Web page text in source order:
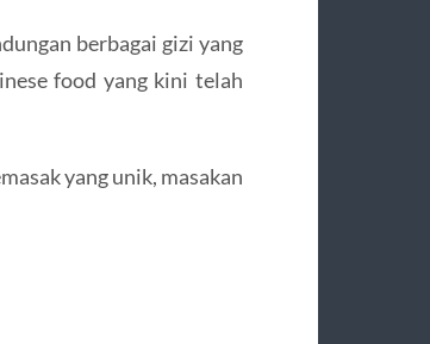
berbagai gizi yang
food yang kini telah
yang unik, masakan